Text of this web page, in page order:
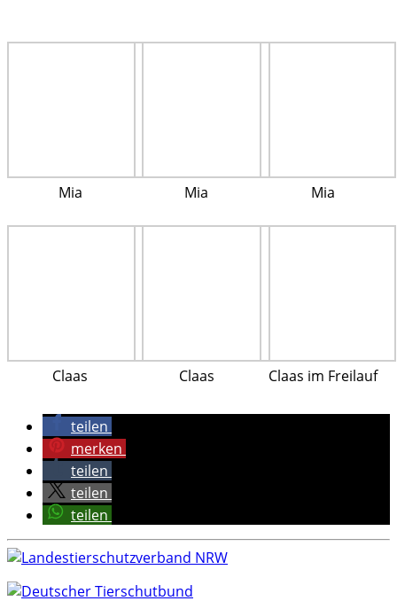
Mia Mia Mia
Claas Claas Claas im Freilauf
teilen
merken
teilen
teilen
teilen